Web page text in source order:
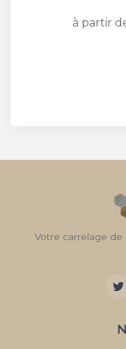
à partir
Votre carrelage